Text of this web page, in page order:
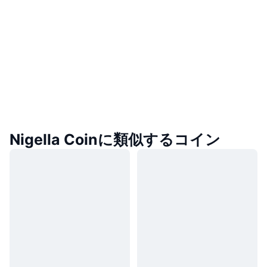
Nigella Coinに類似するコイン